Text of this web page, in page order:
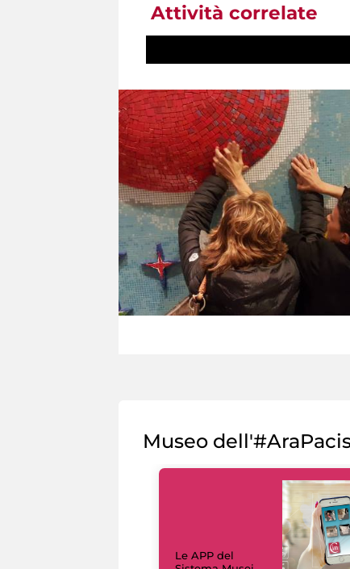
Attività correlate
Museo
Le APP del